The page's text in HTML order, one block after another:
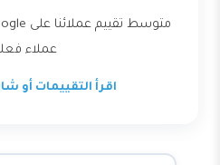
عملاء
اقرأ التقييمات أو